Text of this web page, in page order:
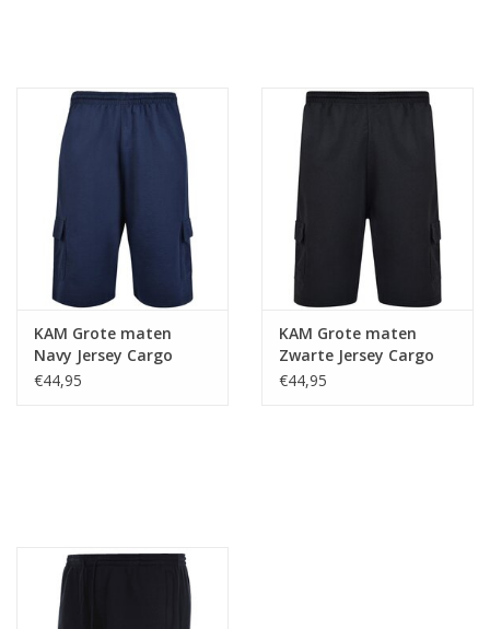
KAM Grote maten
Navy Jersey Cargo
Short
€44,95
KAM Grote maten
Zwarte Jersey Cargo
Shorts
€44,95